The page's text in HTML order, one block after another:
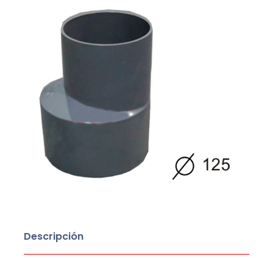
Descripción